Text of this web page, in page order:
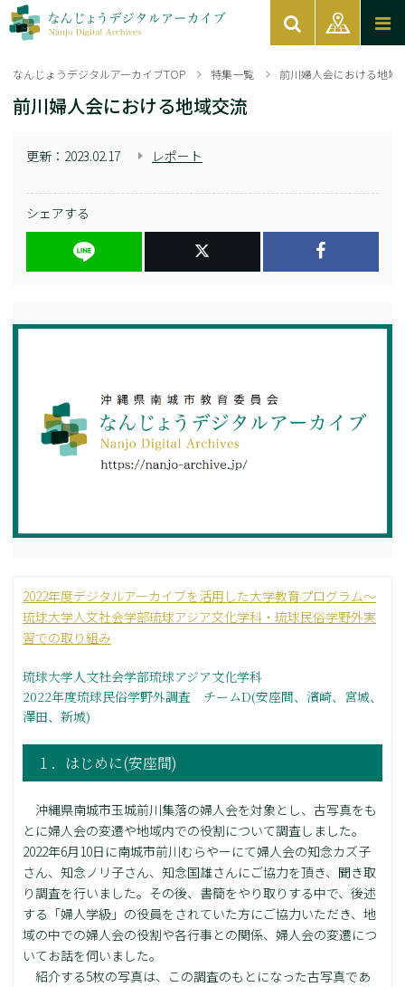
なんじょうデジタルアーカイブTOP 特集一覧 前川婦人会における地域
前川婦人会における地域交流
更新： 2023.02.17 レポート
シェアする
2022年度デジタルアーカイブを活用した大学教育プログラム～
琉球大学人文社会学部琉球アジア文化学科・琉球民俗学野外実
習での取り組み
琉球大学人文社会学部琉球アジア文化学科
2022年度琉球民俗学野外調査 チームD(安座間、濱崎、宮城、
澤田、新城)
１．はじめに(安座間)
沖縄県南城市玉城前川集落の婦人会を対象とし、古写真をも
とに婦人会の変遷や地域内での役割について調査しました。
2022年6月10日に南城市前川むらやーにて婦人会の知念カズ子
さん、知念ノリ子さん、知念国雄さんにご協力を頂き、聞き取
り調査を行いました。その後、書簡をやり取りする中で、後述
する「婦人学級」の役員をされていた方にご協力いただき、地
域の中での婦人会の役割や各行事との関係、婦人会の変遷につ
いてお話を伺いました。
紹介する5枚の写真は、この調査のもとになった古写真であ